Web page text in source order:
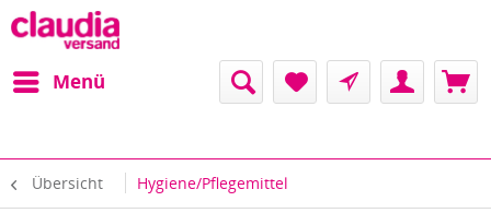
Menü
Übersicht Hygiene/Pflegemittel